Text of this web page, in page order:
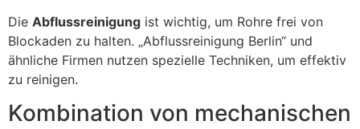
Die Abflussreinigung ist wichtig, um Rohre frei von
Blockaden zu halten. „Abflussreinigung Berlin“ und
ähnliche Firmen nutzen spezielle Techniken, um effektiv
zu reinigen.
Kombination von mechanischen